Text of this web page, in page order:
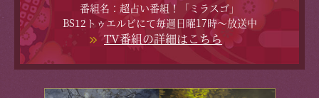
番組名：超占い番組！「ミラスゴ」
BS12トゥエルビにて毎週日曜17時～放送中
TV番組の詳細はこちら